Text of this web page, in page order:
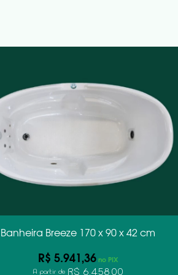
Banheira Breeze 170 x 90 x 42 cm
A partir de R$ 6.458,00
R$ 5.941,36 no PIX